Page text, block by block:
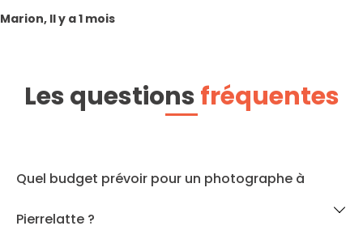
Marion, Il y a 1 mois
Les questionsfréquentes
Quel budget prévoir pour un photographe à
Pierrelatte ?